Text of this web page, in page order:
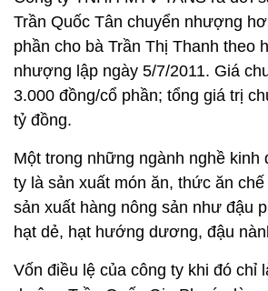
Trần Quốc Tân chuyển nhượng
phần cho bà Trần Thị Thanh theo
nhượng lập ngày 5/7/2011. Giá
3.000 đồng/cổ phần; tổng giá trị
tỷ đồng.
Một trong những ngành nghề kinh
ty là sản xuất món ăn, thức ăn
sản xuất hàng nông sản như đậu
hạt dẻ, hạt hướng dương, đậu
Vốn điều lệ của công ty khi đó chỉ